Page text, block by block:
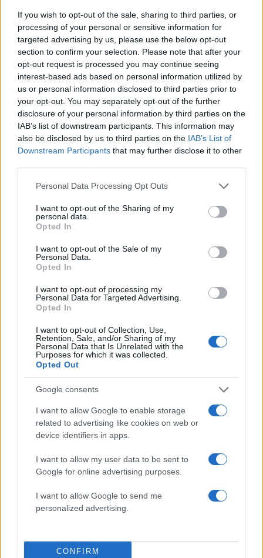
If you wish to opt-out of the sale, sharing to third parties, or
processing of your personal or sensitive information for
targeted advertising by us, please use the below opt-out
section to confirm your selection. Please note that after your
opt-out request is processed you may continue seeing
interest-based ads based on personal information utilized by
us or personal information disclosed to third parties prior to
your opt-out. You may separately opt-out of the further
disclosure of your personal information by third parties on the
IAB’s list of downstream participants. This information may
also be disclosed by us to third parties on the IAB’s List of
Downstream Participants that may further disclose it to other
Please note that this website/app uses one or more Google
not limited to your visit or usage behaviour. You may click to
grant or deny consent to Google and its third-party tags to
use your data for below specified purposes in below Google
consent section.
Personal Data Processing Opt Outs
I want to opt-out of the Sharing of my
personal data.
Opted In
I want to opt-out of the Sale of my
Personal Data.
Opted In
I want to opt-out of processing my
Personal Data for Targeted Advertising.
Opted In
I want to opt-out of Collection, Use,
Retention, Sale, and/or Sharing of my
Personal Data that Is Unrelated with the
Purposes for which it was collected.
Opted Out
Google consents
I want to allow Google to enable storage
related to advertising like cookies on web or
device identifiers in apps.
I want to allow my user data to be sent to
Google for online advertising purposes.
I want to allow Google to send me
personalized advertising.
CONFIRM
1 Ο Κώστας Σαμαράς δημοσίευσε μία παιδική
φωτογραφία για την επέτειο θανάτου της
αδελφής του, Λένας
2Δολοφονία Βρετανίδας στην Κυψέλη: Οι
δύο καταθέσεις «κλειδί» της συζύγου του
26χρονου Αφγανού – Το στίγμα του
κινητού, η θεία από την Ινδία και τα
απειλητικά μηνύματα
3Η Ελένη Φωτοπούλου ευχήθηκε για τη
γιορτή του Άκη Παυλόπουλου: «Δεκαπέντε
χρόνια μου διδάσκει υπομονή και αγάπη»
4«Αφιέρωσε τη ζωή της στο να βοηθά
δήλωση της οικογένειας της 38χρονης
Αριστοτέλης Δαμίγος: Στο Αποτεφρωτήριο
Ριτσώνας το «ύστατο χαίρε» στον Έλληνα
σύνδεσμο του ελικοπτέρου που έπεσε στην
Ψάθα
Πιο σχολιασμένα
Μητσοτάκης στην υπογραφή συμφωνίας
Κύπρου: «Ισχυρή ψήφος εμπιστοσύνης» η
είσοδος της Meridiam στην GSI
Έφυγαν οι συνεργάτες, μένει η Μαρία
Καρυστιανού - Η επόμενη μέρα για την
«Ελπίδα για τη Δημοκρατία»
κατασκευή του αεροσκάφους που θα
επιχειρεί και τη νύχτα στα μέτωπα της
φωτιάς
πρώην στελέχη κατά Καρυστιανού: «Δεν
αποχωρήσαμε για καρέκλες», αιχμές για
«συγκεντρωτικό μοντέλο»
Το πολωμένο μελτέμι που τροφοδότησε
τις φωτιές σε Αττική και Βοιωτία: «Από τα